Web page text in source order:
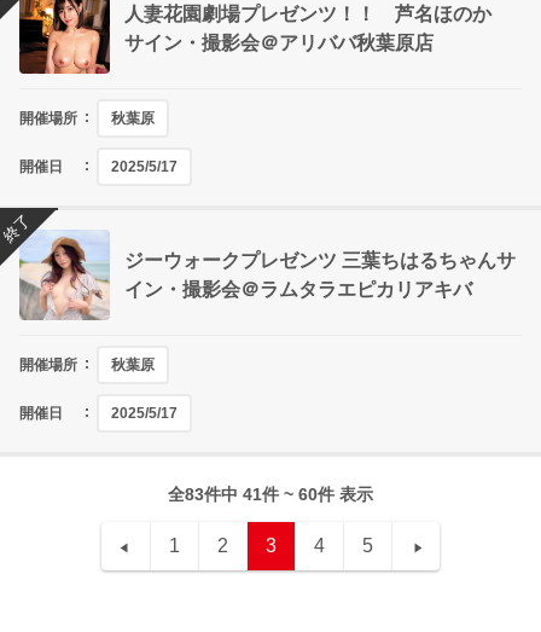
人妻花園劇場プレゼンツ！！ 芦名ほのか
サイン・撮影会＠アリババ秋葉原店
開催場所 秋葉原
開催日 2025/5/17
ジーウォークプレゼンツ 三葉ちはるちゃんサ
イン・撮影会＠ラムタラエピカリアキバ
開催場所 秋葉原
開催日 2025/5/17
終了
全83件中 41件 ~ 60件 表示
1 2 3 4 5